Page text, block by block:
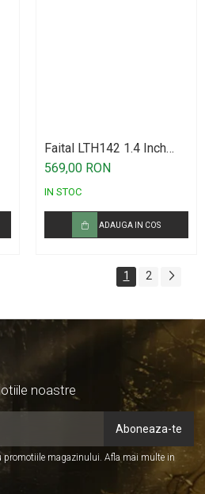
Faital LTH142 1.4 Inch
Horn
569,00 RON
IN STOC
ADAUGA IN COS
1 2
noastre
promotiile magazinului. Afla mai multe in